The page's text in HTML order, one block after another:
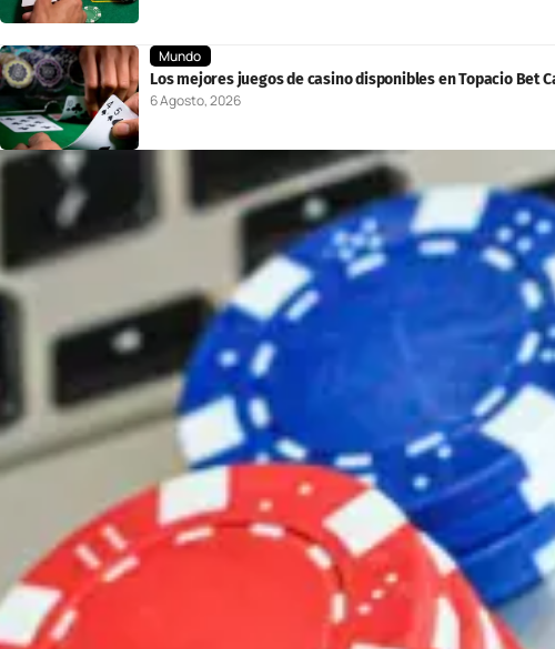
Mundo
Los mejores juegos de casino disponibles en Topacio Bet
6 Agosto, 2026